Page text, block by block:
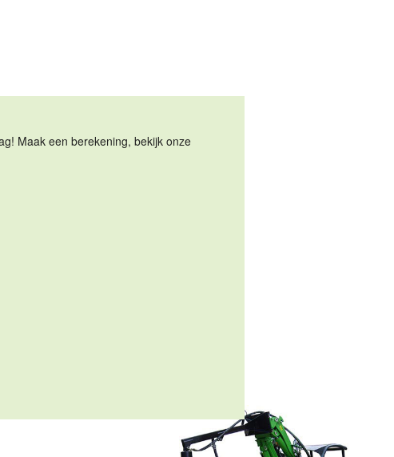
Maak een berekening, bekijk onze